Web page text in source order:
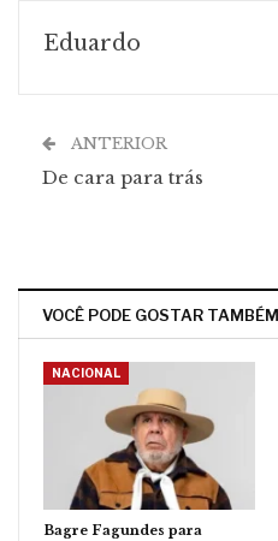
Eduardo
ANTERIOR
De cara para trás
VOCÊ PODE GOSTAR TAMBÉM
NACIONAL
Bagre Fagundes para